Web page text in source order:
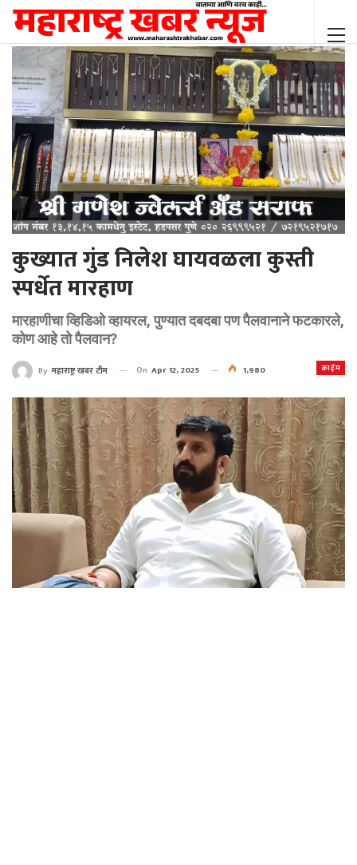
कुख्यात गुंड निलेश घायवळला कुस्ती
स्पर्धेत मारहाण
मारहाणीचा व्हिडिओ व्हायरल, पुण्यात दबदबा पण पैलवानाने फटकारले,
कोण आहे तो पैलवान?
क्राईम
By महाराष्ट्र खबर टीम On Apr 12, 2025 1,980